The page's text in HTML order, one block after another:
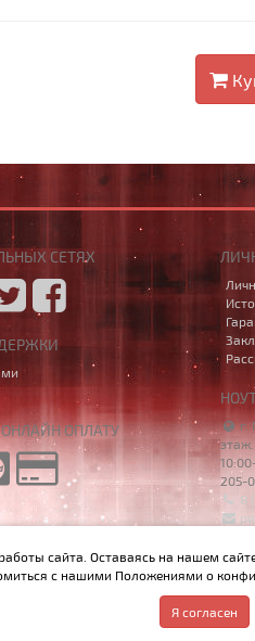
СЕТЯХ
ОПЛАТУ
г.
205-
8
и цены на сайте не являются
сайта. Оставаясь на нашем
с нашими Положениями о
Я согласен